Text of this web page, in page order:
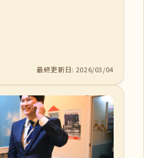
最終更新日: 2026/03/04